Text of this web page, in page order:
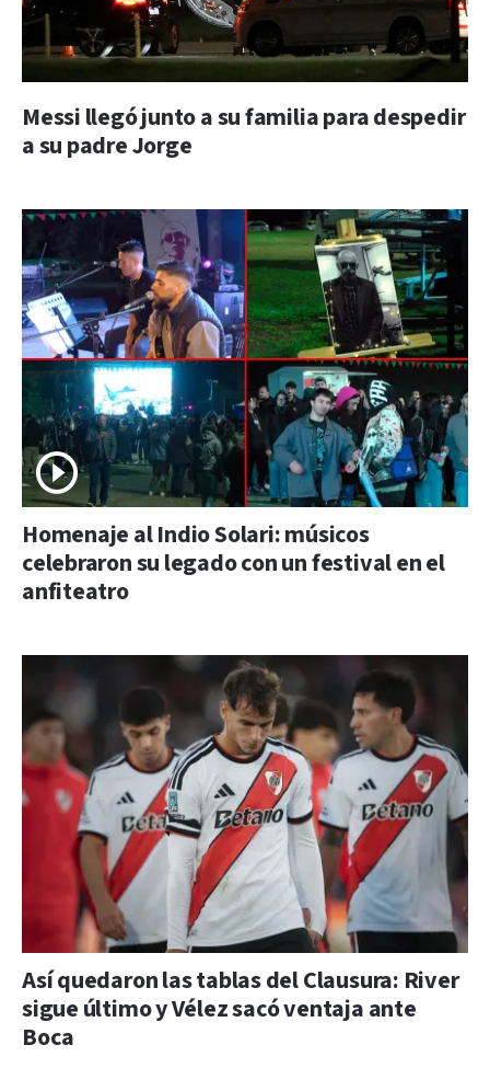
Messi llegó junto a su familia para despedir
a su padre Jorge
Homenaje al Indio Solari: músicos
celebraron su legado con un festival en el
anfiteatro
Así quedaron las tablas del Clausura: River
sigue último y Vélez sacó ventaja ante
Boca